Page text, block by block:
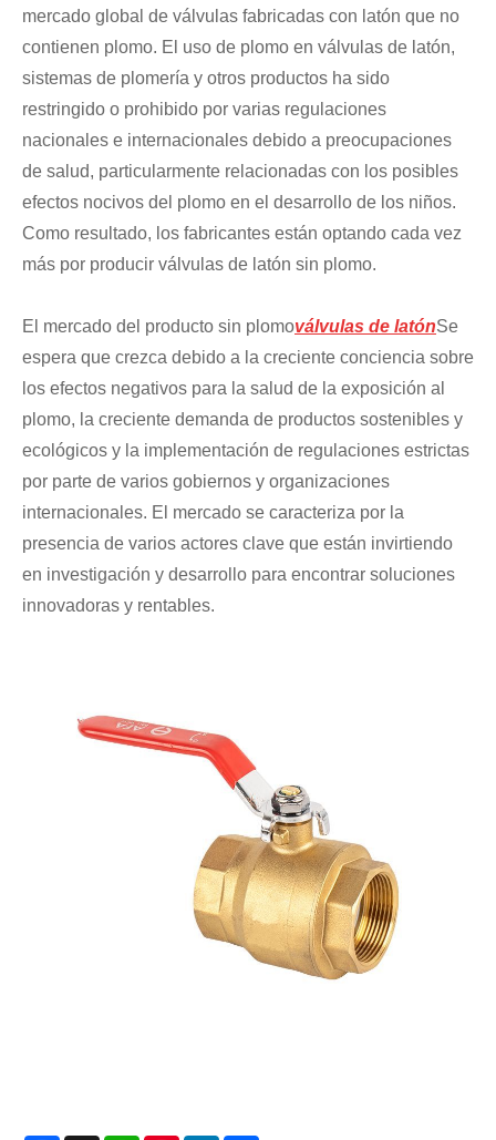
mercado global de válvulas fabricadas con latón que no
contienen plomo. El uso de plomo en válvulas de latón,
sistemas de plomería y otros productos ha sido
restringido o prohibido por varias regulaciones
nacionales e internacionales debido a preocupaciones
de salud, particularmente relacionadas con los posibles
efectos nocivos del plomo en el desarrollo de los niños.
Como resultado, los fabricantes están optando cada vez
más por producir válvulas de latón sin plomo.
El mercado del producto sin plomoválvulas de latónSe
espera que crezca debido a la creciente conciencia sobre
los efectos negativos para la salud de la exposición al
plomo, la creciente demanda de productos sostenibles y
ecológicos y la implementación de regulaciones estrictas
por parte de varios gobiernos y organizaciones
internacionales. El mercado se caracteriza por la
presencia de varios actores clave que están invirtiendo
en investigación y desarrollo para encontrar soluciones
innovadoras y rentables.